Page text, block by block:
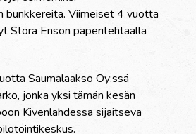
bunkkereita. Viimeiset 4 vuotta
Stora Enson paperitehtaalla
Saumalaakso Oy:ssä
jonka yksi tämän kesän
Kivenlahdessa sijaitseva